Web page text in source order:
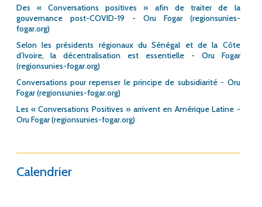
Des « Conversations positives » afin de traiter de la
gouvernance post-COVID-19 - Oru Fogar (regionsunies-
fogar.org)
Selon les présidents régionaux du Sénégal et de la Côte
d’Ivoire, la décentralisation est essentielle - Oru Fogar
(regionsunies-fogar.org)
Conversations pour repenser le principe de subsidiarité - Oru
Fogar (regionsunies-fogar.org)
Les « Conversations Positives » arrivent en Amérique Latine -
Oru Fogar (regionsunies-fogar.org)
Calendrier